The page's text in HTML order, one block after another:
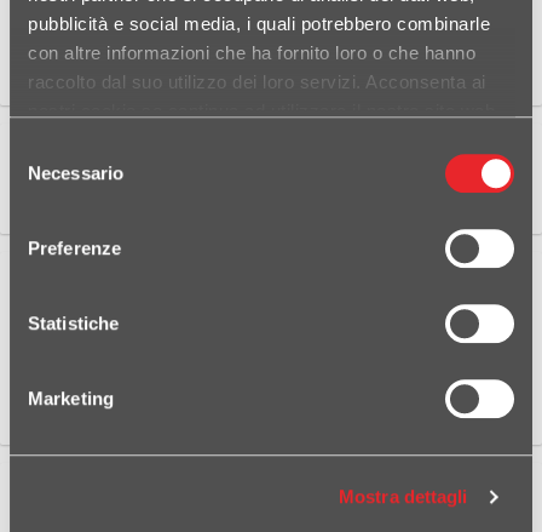
pubblicità e social media, i quali potrebbero combinarle
con altre informazioni che ha fornito loro o che hanno
raccolto dal suo utilizzo dei loro servizi. Acconsenta ai
delNecessario
Preferenze
Statistiche
Marketing
Mostra dettagli
Città:
*
Nazione:
Categoria: